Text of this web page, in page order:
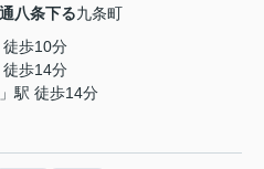
八条下る九条町
徒歩10分
徒歩14分
」駅 徒歩14分